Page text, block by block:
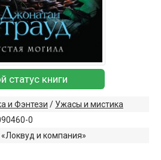
статус книги
и Фэнтези / Ужасы и мистика
0
«Локвуд и компания»